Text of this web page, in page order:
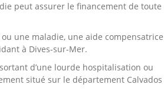
peut assurer le financement de toute
une maladie, une aide compensatrice
à Dives-sur-Mer.
d’une lourde hospitalisation ou
situé sur le département Calvados